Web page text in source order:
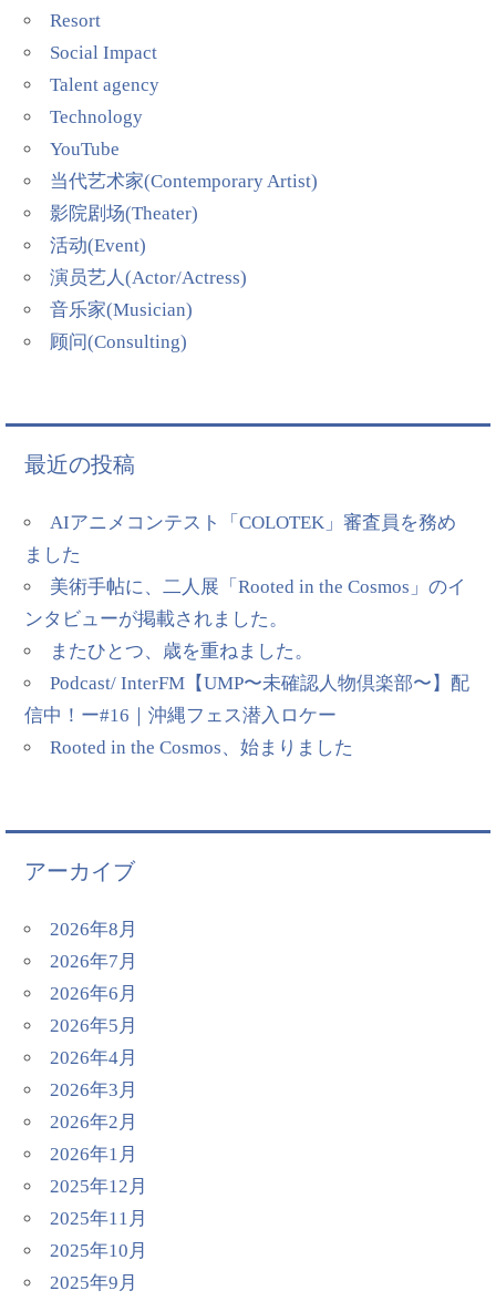
Resort
Social Impact
Talent agency
Technology
YouTube
当代艺术家(Contemporary Artist)
影院剧场(Theater)
活动(Event)
演员艺人(Actor/Actress)
音乐家(Musician)
顾问(Consulting)
最近の投稿
AIアニメコンテスト「COLOTEK」審査員を務め
ました
美術手帖に、二人展「Rooted in the Cosmos」のイ
ンタビューが掲載されました。
またひとつ、歳を重ねました。
Podcast/ InterFM【UMP〜未確認人物倶楽部〜】配
信中！ー#16｜沖縄フェス潜入ロケー
Rooted in the Cosmos、始まりました
アーカイブ
2026年8月
2026年7月
2026年6月
2026年5月
2026年4月
2026年3月
2026年2月
2026年1月
2025年12月
2025年11月
2025年10月
2025年9月